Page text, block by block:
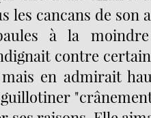
les cancans de son
à la
contre
en admirait